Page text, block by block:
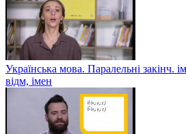
Українська мова. Паралельні закінч.
відм, імен